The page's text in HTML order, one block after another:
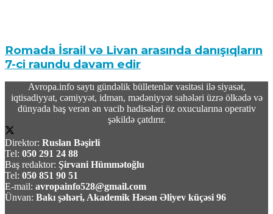
Romada İsrail və Livan arasında danışıqların
7-ci raundu davam edir
06 Avqust 2026 / 20:23
12
Rusiydan Bakıya uçan azərbaycanlı iş adamı
aeroportda saxlanıldı
Avropa.info saytı gündəlik bülletenlər vasitəsi ilə siyasət,
iqtisadiyyat, cəmiyyət, idman, mədəniyyət sahələri üzrə ölkədə və
dünyada baş verən ən vacib hadisələri öz oxucularına operativ
şəkildə çatdırır.
Direktor: Ruslan Bəşirli
Tel: 050 291 24 88
Baş redaktor: Şirvani Hümmətoğlu
Tel: 050 851 90 51
E-mail: avropainfo528@gmail.com
Ünvan: Bakı şəhəri, Akademik Həsən Əliyev küçəsi 96